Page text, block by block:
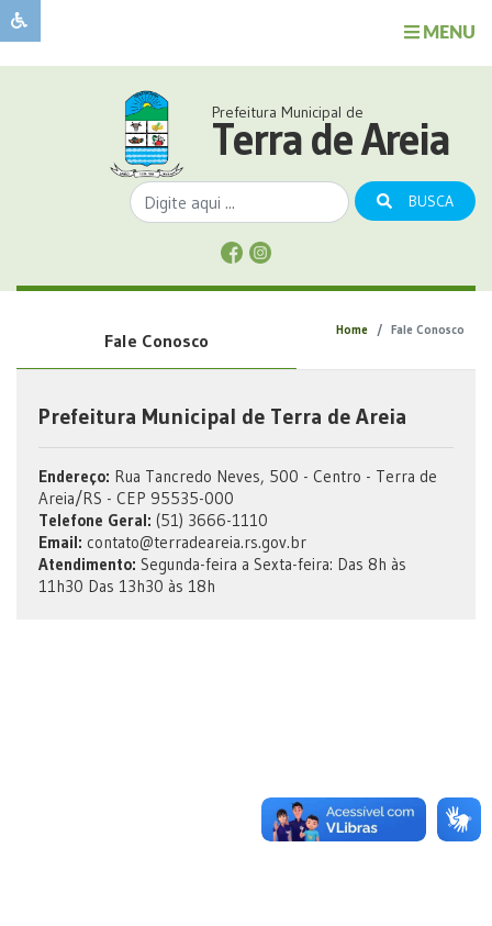
MENU
Sobre
Sobre
Prefeitura Municipal de
Terra de Areia
BUSCA
Fale Conosco Home Fale Conosco
Prefeitura Municipal de Terra de Areia
Endereço: Rua Tancredo Neves, 500 - Centro - Terra de
Areia/RS - CEP 95535-000
Telefone Geral: (51) 3666-1110
Email: contato@terradeareia.rs.gov.br
Atendimento: Segunda-feira a Sexta-feira: Das 8h às
11h30 Das 13h30 às 18h